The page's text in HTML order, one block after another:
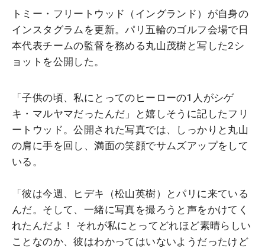
トミー・フリートウッド（イングランド）が自身の
インスタグラムを更新。パリ五輪のゴルフ会場で日
本代表チームの監督を務める丸山茂樹と写した2シ
ョットを公開した。
「子供の頃、私にとってのヒーローの1人がシゲ
キ・マルヤマだったんだ」と嬉しそうに記したフリ
ートウッド。公開された写真では、しっかりと丸山
の肩に手を回し、満面の笑顔でサムズアップをして
いる。
「彼は今週、ヒデキ（松山英樹）とパリに来ている
んだ。そして、一緒に写真を撮ろうと声をかけてく
れたんだよ！ それが私にとってどれほど素晴らしい
ことなのか、彼はわかってはいないようだったけど